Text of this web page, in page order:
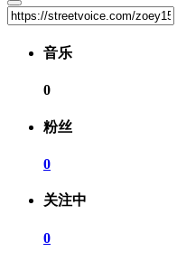
音乐
0
粉丝
0
关注中
0